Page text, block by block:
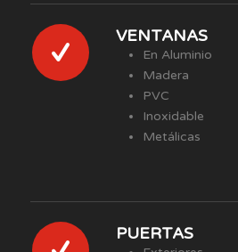
VENTANAS
En Aluminio
Madera
PVC
Inoxidable
Metálicas
PUERTAS